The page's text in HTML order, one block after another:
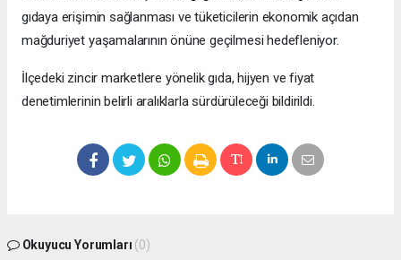
gıdaya erişimin sağlanması ve tüketicilerin ekonomik açıdan
mağduriyet yaşamalarının önüne geçilmesi hedefleniyor.
İlçedeki zincir marketlere yönelik gıda, hijyen ve fiyat
denetimlerinin belirli aralıklarla sürdürüleceği bildirildi.
Okuyucu Yorumları (0)